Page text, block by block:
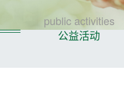
public activities
公益活动